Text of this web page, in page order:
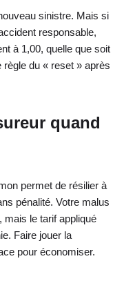
sinistre. Mais si
responsable,
à 1,00, quelle que soit
règle du « reset » après
quand
permet de résilier à
pénalité. Votre malus
le tarif appliqué
Faire jouer la
pour économiser.